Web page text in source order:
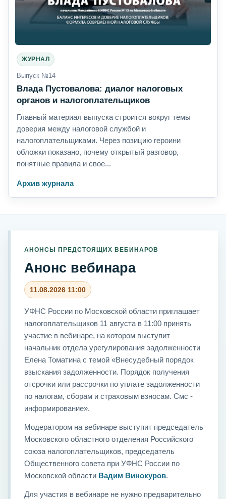
ЖУРНАЛ
Выпуск №14
Влада Пустовалова: диалог налоговых
органов и налогоплательщиков
Главный материал выпуска строится вокруг темы
доверия между налоговой службой и
налогоплательщиками. Через позицию героини
обложки показано, почему открытый разговор,
понятные правила и свое...
Архив журнала
АНОНСЫ ПРЕДСТОЯЩИХ ВЕБИНАРОВ
Анонс вебинара
11.08.2026 11:00
УФНС России по Московской области приглашает
налогоплательщиков 11 августа в 11:00 принять
участие в вебинаре, на котором выступит
начальник отдела урегулирования задолженности
Елена Томатина с темой «Внесудебный порядок
взыскания задолженности. Порядок получения
отсрочки или рассрочки по уплате задолженности
по налогам, сборам и страховым взносам. Смс -
информирование».
Модератором на вебинаре выступит председатель
Московского областного отделения Российского
союза налогоплательщиков, председатель
Общественного совета при УФНС России по
Московской области Вадим Винокуров.
Для участия в вебинаре не нужно предварительно